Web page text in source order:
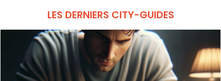
LES DERNIERS CITY-GUIDES